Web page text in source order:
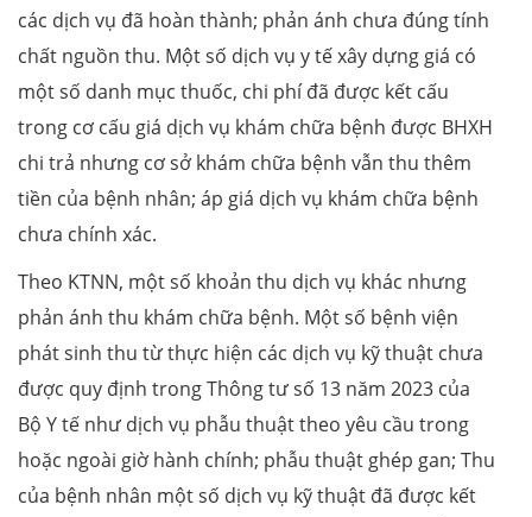
các dịch vụ đã hoàn thành; phản ánh chưa đúng tính
chất nguồn thu. Một số dịch vụ y tế xây dựng giá có
một số danh mục thuốc, chi phí đã được kết cấu
trong cơ cấu giá dịch vụ khám chữa bệnh được BHXH
chi trả nhưng cơ sở khám chữa bệnh vẫn thu thêm
tiền của bệnh nhân; áp giá dịch vụ khám chữa bệnh
chưa chính xác.
Theo KTNN, một số khoản thu dịch vụ khác nhưng
phản ánh thu khám chữa bệnh. Một số bệnh viện
phát sinh thu từ thực hiện các dịch vụ kỹ thuật chưa
được quy định trong Thông tư số 13 năm 2023 của
Bộ Y tế như dịch vụ phẫu thuật theo yêu cầu trong
hoặc ngoài giờ hành chính; phẫu thuật ghép gan; Thu
của bệnh nhân một số dịch vụ kỹ thuật đã được kết